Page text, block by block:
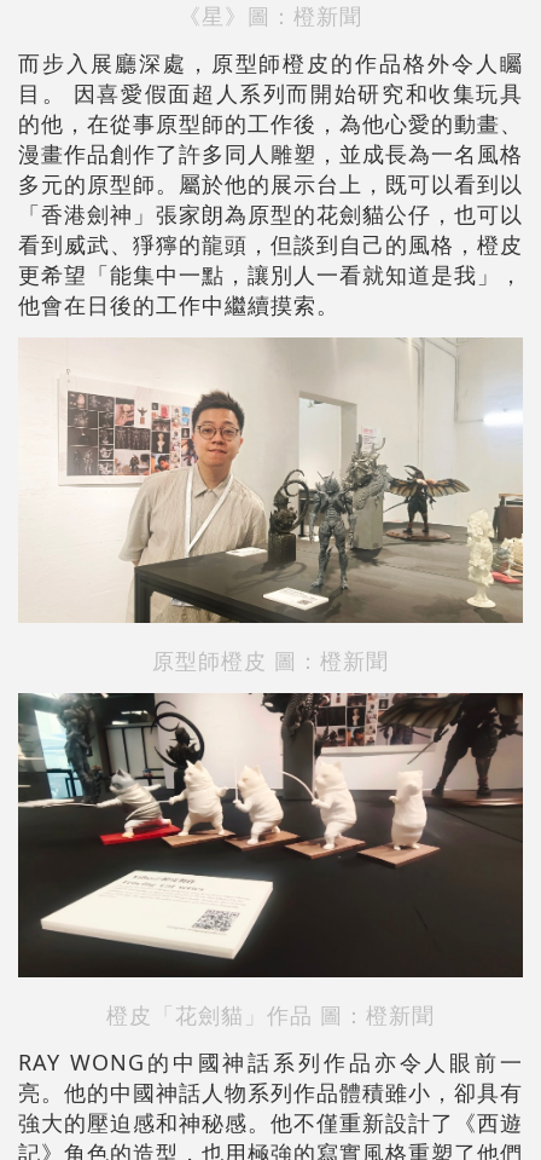
《星》 圖：橙新聞
而步入展廳深處，原型師橙皮的作品格外令人矚
目。 因喜愛假面超人系列而開始研究和收集玩具
的他，在從事原型師的工作後，為他心愛的動畫、
漫畫作品創作了許多同人雕塑，並成長為一名風格
多元的原型師。屬於他的展示台上，既可以看到以
「香港劍神」張家朗為原型的花劍貓公仔，也可以
看到威武、猙獰的龍頭，但談到自己的風格，橙皮
更希望「能集中一點，讓別人一看就知道是我」，
他會在日後的工作中繼續摸索。
原型師橙皮 圖：橙新聞
橙皮「花劍貓」作品 圖：橙新聞
RAY WONG的中國神話系列作品亦令人眼前一
亮。他的中國神話人物系列作品體積雖小，卻具有
強大的壓迫感和神秘感。他不僅重新設計了《西遊
記》角色的造型，也用極強的寫實風格重塑了他們